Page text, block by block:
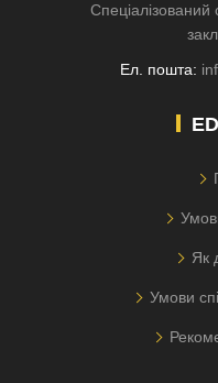
Спеціалізований
Ел. пошта:
Як
Умови